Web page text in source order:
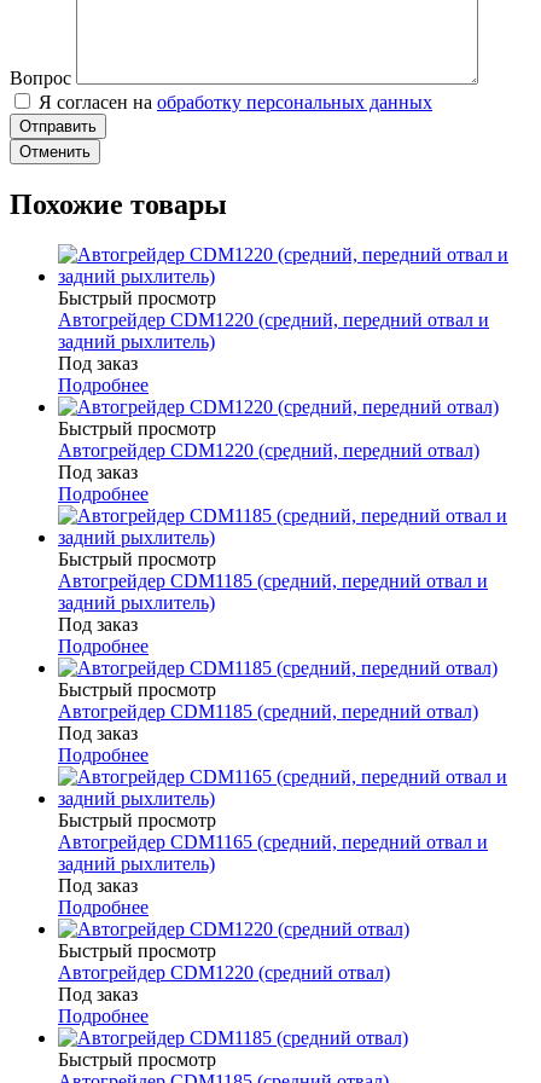
Вопрос
Я согласен на обработку персональных данных
Отменить
Похожие товары
Быстрый просмотр
Автогрейдер CDM1220 (средний, передний отвал и
задний рыхлитель)
Под заказ
Подробнее
Быстрый просмотр
Автогрейдер CDM1220 (средний, передний отвал)
Под заказ
Подробнее
Быстрый просмотр
Автогрейдер CDM1185 (средний, передний отвал и
задний рыхлитель)
Под заказ
Подробнее
Быстрый просмотр
Автогрейдер CDM1185 (средний, передний отвал)
Под заказ
Подробнее
Быстрый просмотр
Автогрейдер CDM1165 (средний, передний отвал и
задний рыхлитель)
Под заказ
Подробнее
Быстрый просмотр
Автогрейдер CDM1220 (средний отвал)
Под заказ
Подробнее
Быстрый просмотр